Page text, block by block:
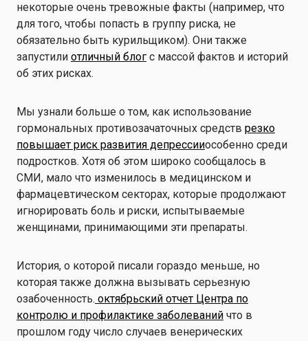
некоторые очень тревожные факты (например, что
для того, чтобы попасть в группу риска, не
обязательно быть курильщиком). Они также
запустили отличный блог с массой фактов и историй
об этих рисках.
Мы узнали больше о том, как использование
гормональных противозачаточных средств резко
повышает риск развития депрессииособенно среди
подростков. Хотя об этом широко сообщалось в
СМИ, мало что изменилось в медицинском и
фармацевтическом секторах, которые продолжают
игнорировать боль и риски, испытываемые
женщинами, принимающими эти препараты.
История, о которой писали гораздо меньше, но
которая также должна вызывать серьезную
озабоченность. октябрьский отчет Центра по
контролю и профилактике заболеваний что в
прошлом году число случаев венерических